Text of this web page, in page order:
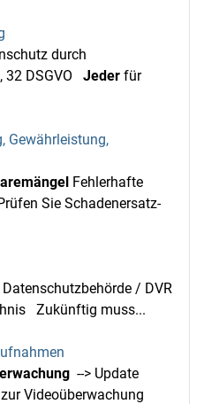
durch
32 DSGVO Jeder für
Gewährleistung,
Fehlerhafte
Sie Schadenersatz-
/ DVR
Zukünftig muss...
--> Update
Videoüberwachung